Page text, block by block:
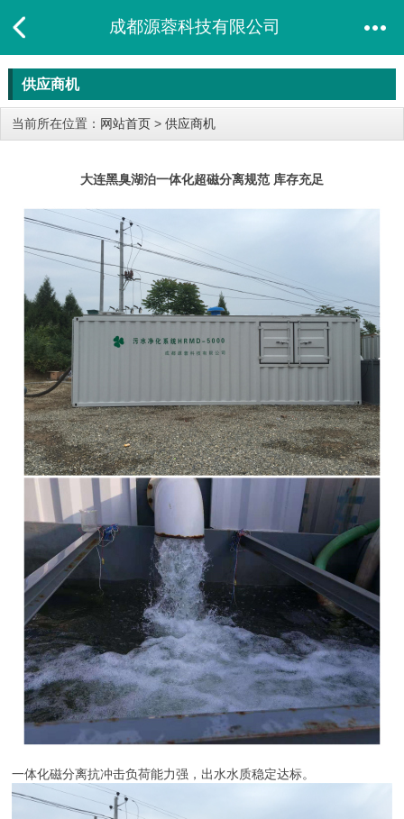
成都源蓉科技有限公司
供应商机
当前所在位置： 网站首页 > 供应商机
大连黑臭湖泊一体化超磁分离规范 库存充足
一体化磁分离抗冲击负荷能力强，出水水质稳定达标。